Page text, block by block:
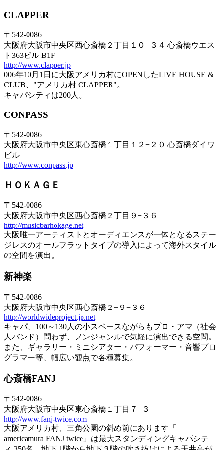
CLAPPER
〒542-0086
大阪府大阪市中央区西心斎橋２丁目１０−３４ 心斎橋ウエス
ト363ビル B1F
http://www.clapper.jp
006年10月1日に大阪アメリカ村にOPENしたLIVE HOUSE &
CLUB、"アメリカ村 CLAPPER"。
キャパシティは200人。
CONPASS
〒542-0086
大阪府大阪市中央区東心斎橋１丁目１２−２０ 心斎橋ダイワ
ビル
http://www.conpass.jp
ＨＯＫＡＧＥ
〒542-0086
大阪府大阪市中央区西心斎橋２丁目９−３６
http://musicbarhokage.net
大阪唯一アーティストとオーディエンスが一体となるステー
ジレスのオールフラットタイプの導入によって海外スタイル
の空間を演出。
新神楽
〒542-0086
大阪府大阪市中央区西心斎橋２−９−３６
http://worldwideproject.jp.net
キャパ、100～130人の小スペースながらもプロ・アマ（社会
人バンド）問わず、ノンジャンルで気軽に演出できる空間。
また、ギャラリー・ミニシアター・パフォーマー・音響プロ
グラマー等、幅広い観点で各種募集。
心斎橋FANJ
〒542-0086
大阪府大阪市中央区東心斎橋１丁目７−３
http://www.fanj-twice.com
大阪アメリカ村、三角公園の斜め前にあります「
americamura FANJ twice」は最大スタンディングキャパシテ